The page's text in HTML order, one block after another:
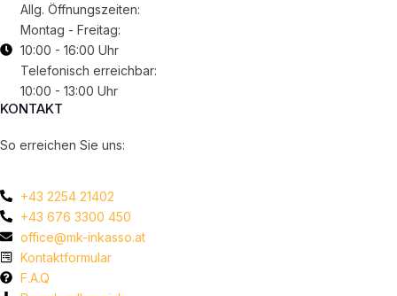
Allg. Öffnungszeiten:
Montag - Freitag:
10:00 - 16:00 Uhr
Telefonisch erreichbar:
10:00 - 13:00 Uhr
KONTAKT
So erreichen Sie uns:
+43 2254 21402
+43 676 3300 450
office@mk-inkasso.at
Kontaktformular
F.A.Q